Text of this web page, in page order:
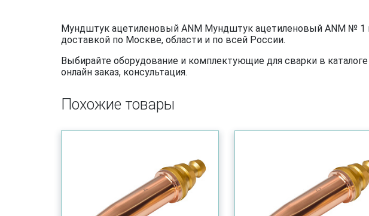
Мундштук ацетиленовый ANM Мундштук ацетиленовый ANM № 1
доставкой по Москве, области и по всей России.
Выбирайте оборудование и комплектующие для сварки в
онлайн заказ, консультация.
Похожие товары